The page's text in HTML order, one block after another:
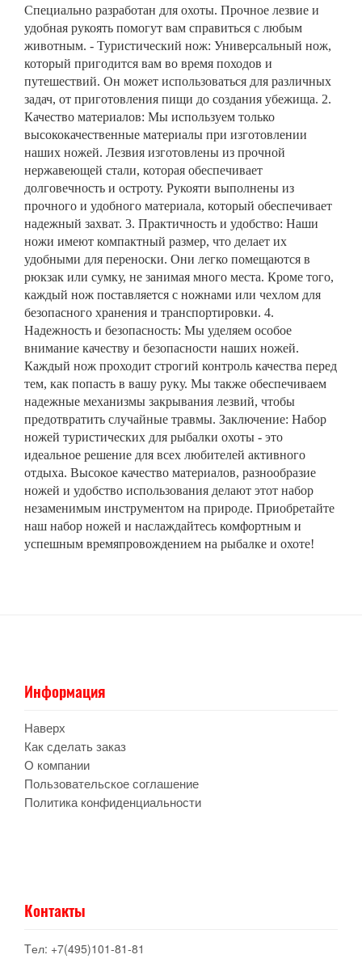
Специально разработан для охоты. Прочное лезвие и
удобная рукоять помогут вам справиться с любым
животным. - Туристический нож: Универсальный нож,
который пригодится вам во время походов и
путешествий. Он может использоваться для различных
задач, от приготовления пищи до создания убежища. 2.
Качество материалов: Мы используем только
высококачественные материалы при изготовлении
наших ножей. Лезвия изготовлены из прочной
нержавеющей стали, которая обеспечивает
долговечность и остроту. Рукояти выполнены из
прочного и удобного материала, который обеспечивает
надежный захват. 3. Практичность и удобство: Наши
ножи имеют компактный размер, что делает их
удобными для переноски. Они легко помещаются в
рюкзак или сумку, не занимая много места. Кроме того,
каждый нож поставляется с ножнами или чехлом для
безопасного хранения и транспортировки. 4.
Надежность и безопасность: Мы уделяем особое
внимание качеству и безопасности наших ножей.
Каждый нож проходит строгий контроль качества перед
тем, как попасть в вашу руку. Мы также обеспечиваем
надежные механизмы закрывания лезвий, чтобы
предотвратить случайные травмы. Заключение: Набор
ножей туристических для рыбалки охоты - это
идеальное решение для всех любителей активного
отдыха. Высокое качество материалов, разнообразие
ножей и удобство использования делают этот набор
незаменимым инструментом на природе. Приобретайте
наш набор ножей и наслаждайтесь комфортным и
успешным времяпровождением на рыбалке и охоте!
Информация
Наверх
Как сделать заказ
О компании
Пользовательское соглашение
Политика конфиденциальности
Контакты
Tел: +7(495)101-81-81